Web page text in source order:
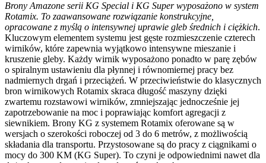
Brony Amazone serii KG Special i KG Super wyposażono w system
Rotamix. To zaawansowane rozwiązanie konstrukcyjne,
opracowane z myślą o intensywnej uprawie gleb średnich i ciężkich.
Kluczowym elementem systemu jest gęste rozmieszczenie czterech
wirników, które zapewnia wyjątkowo intensywne mieszanie i
kruszenie gleby. Każdy wirnik wyposażono ponadto w parę zębów
o spiralnym ustawieniu dla płynnej i równomiernej pracy bez
nadmiernych drgań i przeciążeń. W przeciwieństwie do klasycznych
bron wirnikowych Rotamix skraca długość maszyny dzięki
zwartemu rozstawowi wirników, zmniejszając jednocześnie jej
zapotrzebowanie na moc i poprawiając komfort agregacji z
siewnikiem. Brony KG z systemem Rotamix oferowane są w
wersjach o szerokości roboczej od 3 do 6 metrów, z możliwością
składania dla transportu. Przystosowane są do pracy z ciągnikami o
mocy do 300 KM (KG Super). To czyni je odpowiednimi nawet dla